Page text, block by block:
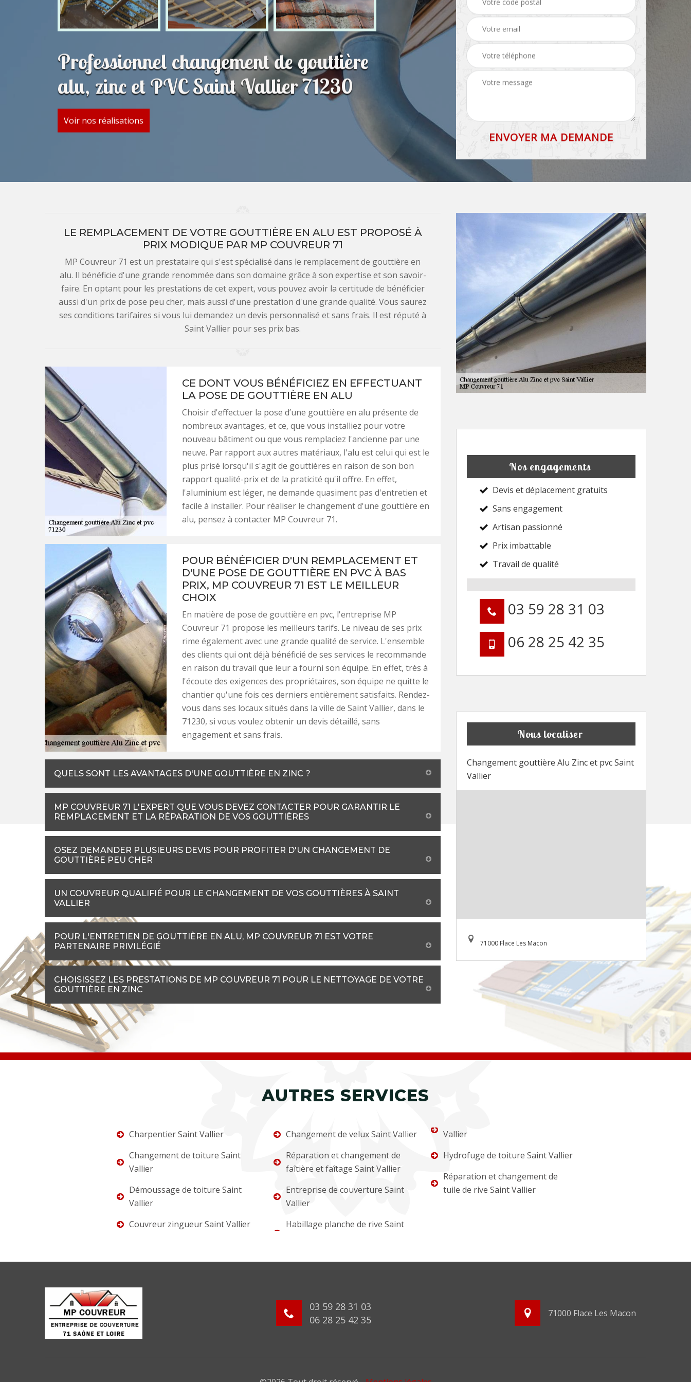
Professionnel changement de gouttière
alu, zinc et PVC Saint Vallier 71230
Voir nos réalisations
LE REMPLACEMENT DE VOTRE GOUTTIÈRE EN ALU EST PROPOSÉ À
PRIX MODIQUE PAR MP COUVREUR 71
MP Couvreur 71 est un prestataire qui s'est spécialisé dans le remplacement de gouttière en
alu. Il bénéficie d'une grande renommée dans son domaine grâce à son expertise et son savoir-
faire. En optant pour les prestations de cet expert, vous pouvez avoir la certitude de bénéficier
aussi d'un prix de pose peu cher, mais aussi d'une prestation d'une grande qualité. Vous saurez
ses conditions tarifaires si vous lui demandez un devis personnalisé et sans frais. Il est réputé à
Saint Vallier pour ses prix bas.
CE DONT VOUS BÉNÉFICIEZ EN EFFECTUANT
LA POSE DE GOUTTIÈRE EN ALU
Choisir d'effectuer la pose d’une gouttière en alu présente de
nombreux avantages, et ce, que vous installiez pour votre
nouveau bâtiment ou que vous remplaciez l'ancienne par une
neuve. Par rapport aux autres matériaux, l'alu est celui qui est le
plus prisé lorsqu'il s'agit de gouttières en raison de son bon
rapport qualité-prix et de la praticité qu'il offre. En effet,
l'aluminium est léger, ne demande quasiment pas d'entretien et
facile à installer. Pour réaliser le changement d'une gouttière en
alu, pensez à contacter MP Couvreur 71.
POUR BÉNÉFICIER D'UN REMPLACEMENT ET
D'UNE POSE DE GOUTTIÈRE EN PVC À BAS
PRIX, MP COUVREUR 71 EST LE MEILLEUR
CHOIX
En matière de pose de gouttière en pvc, l'entreprise MP
Couvreur 71 propose les meilleurs tarifs. Le niveau de ses prix
rime également avec une grande qualité de service. L'ensemble
des clients qui ont déjà bénéficié de ses services le recommande
en raison du travail que leur a fourni son équipe. En effet, très à
l'écoute des exigences des propriétaires, son équipe ne quitte le
chantier qu'une fois ces derniers entièrement satisfaits. Rendez-
vous dans ses locaux situés dans la ville de Saint Vallier, dans le
71230, si vous voulez obtenir un devis détaillé, sans
engagement et sans frais.
QUELS SONT LES AVANTAGES D'UNE GOUTTIÈRE EN ZINC ?
MP COUVREUR 71 L'EXPERT QUE VOUS DEVEZ CONTACTER POUR GARANTIR LE
REMPLACEMENT ET LA RÉPARATION DE VOS GOUTTIÈRES
OSEZ DEMANDER PLUSIEURS DEVIS POUR PROFITER D'UN CHANGEMENT DE
GOUTTIÈRE PEU CHER
UN COUVREUR QUALIFIÉ POUR LE CHANGEMENT DE VOS GOUTTIÈRES À SAINT
VALLIER
POUR L'ENTRETIEN DE GOUTTIÈRE EN ALU, MP COUVREUR 71 EST VOTRE
PARTENAIRE PRIVILÉGIÉ
CHOISISSEZ LES PRESTATIONS DE MP COUVREUR 71 POUR LE NETTOYAGE DE VOTRE
GOUTTIÈRE EN ZINC
Nos engagements
Devis et déplacement gratuits
Sans engagement
Artisan passionné
Prix imbattable
Travail de qualité
03 59 28 31 03
06 28 25 42 35
Nous localiser
Changement gouttière Alu Zinc et pvc Saint
Vallier
71000 Flace Les Macon
AUTRES SERVICES
Charpentier Saint Vallier
Changement de toiture Saint
Vallier
Démoussage de toiture Saint
Vallier
Couvreur zingueur Saint Vallier
Changement de velux Saint Vallier
Réparation et changement de
faîtière et faîtage Saint Vallier
Entreprise de couverture Saint
Vallier
Habillage planche de rive Saint
Vallier
Hydrofuge de toiture Saint Vallier
Réparation et changement de
tuile de rive Saint Vallier
03 59 28 31 03
06 28 25 42 35
71000 Flace Les Macon